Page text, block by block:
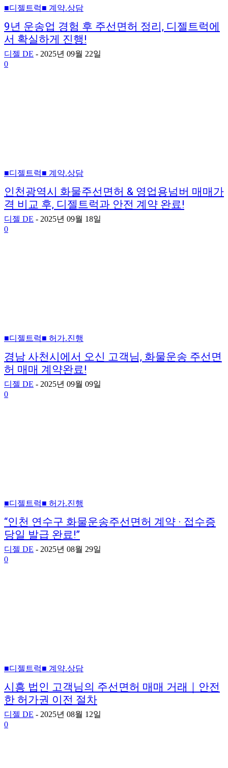
■디젤트럭■ 계약.상담
9년 운송업 경험 후 주선면허 정리, 디젤트럭에
서 확실하게 진행!
디젤 DE - 2025년 09월 22일
0
■디젤트럭■ 계약.상담
인천광역시 화물주선면허 & 영업용넘버 매매가
격 비교 후, 디젤트럭과 안전 계약 완료!
디젤 DE - 2025년 09월 18일
0
■디젤트럭■ 허가.진행
경남 사천시에서 오신 고객님, 화물운송 주선면
허 매매 계약완료!
디젤 DE - 2025년 09월 09일
0
■디젤트럭■ 허가.진행
“인천 연수구 화물운송주선면허 계약 · 접수증
당일 발급 완료!”
디젤 DE - 2025년 08월 29일
0
■디젤트럭■ 계약.상담
시흥 법인 고객님의 주선면허 매매 거래｜안전
한 허가권 이전 절차
디젤 DE - 2025년 08월 12일
0